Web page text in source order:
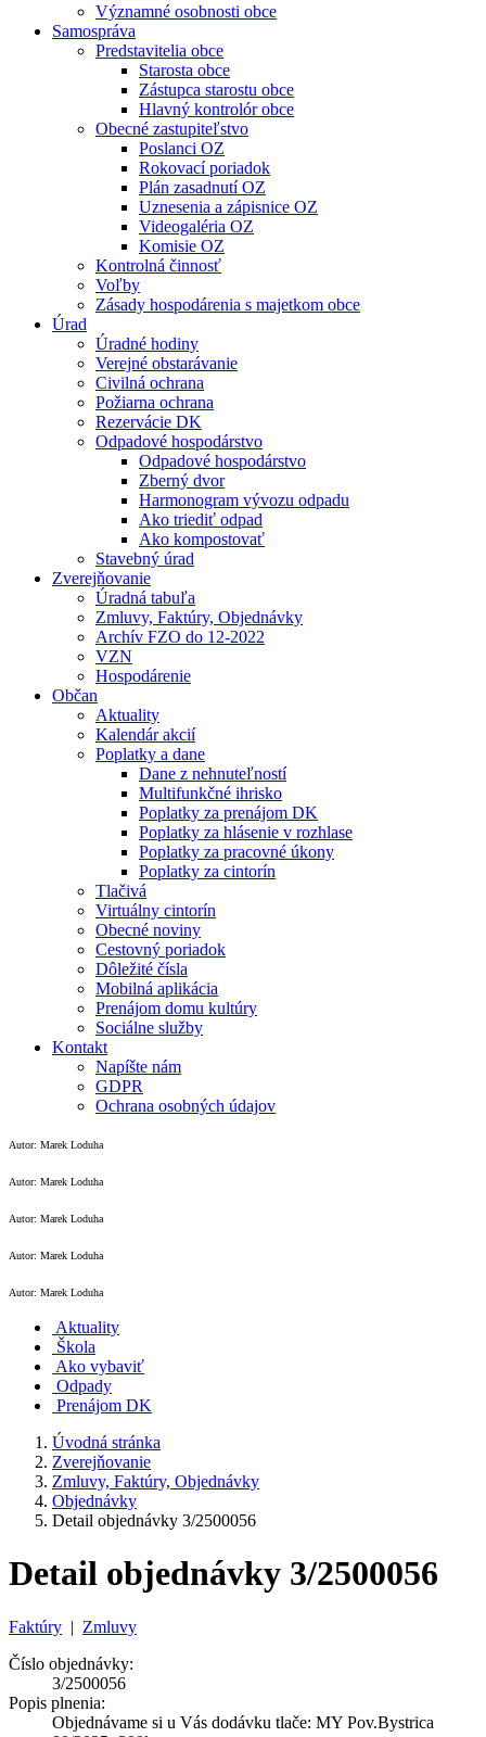
Významné osobnosti obce
Samospráva
Predstavitelia obce
Starosta obce
Zástupca starostu obce
Hlavný kontrolór obce
Obecné zastupiteľstvo
Poslanci OZ
Rokovací poriadok
Plán zasadnutí OZ
Uznesenia a zápisnice OZ
Videogaléria OZ
Komisie OZ
Kontrolná činnosť
Voľby
Zásady hospodárenia s majetkom obce
Úrad
Úradné hodiny
Verejné obstarávanie
Civilná ochrana
Požiarna ochrana
Rezervácie DK
Odpadové hospodárstvo
Odpadové hospodárstvo
Zberný dvor
Harmonogram vývozu odpadu
Ako triediť odpad
Ako kompostovať
Stavebný úrad
Zverejňovanie
Úradná tabuľa
Zmluvy, Faktúry, Objednávky
Archív FZO do 12-2022
VZN
Hospodárenie
Občan
Aktuality
Kalendár akcií
Poplatky a dane
Dane z nehnuteľností
Multifunkčné ihrisko
Poplatky za prenájom DK
Poplatky za hlásenie v rozhlase
Poplatky za pracovné úkony
Poplatky za cintorín
Tlačivá
Virtuálny cintorín
Obecné noviny
Cestovný poriadok
Dôležité čísla
Mobilná aplikácia
Prenájom domu kultúry
Sociálne služby
Kontakt
Napíšte nám
GDPR
Ochrana osobných údajov
Autor: Marek Loduha
Autor: Marek Loduha
Autor: Marek Loduha
Autor: Marek Loduha
Autor: Marek Loduha
Aktuality
Škola
Ako vybaviť
Odpady
Prenájom DK
Úvodná stránka
Zverejňovanie
Zmluvy, Faktúry, Objednávky
Objednávky
Detail objednávky 3/2500056
Detail objednávky 3/2500056
Faktúry | Zmluvy
Číslo objednávky:
3/2500056
Popis plnenia:
Objednávame si u Vás dodávku tlače: MY Pov.Bystrica